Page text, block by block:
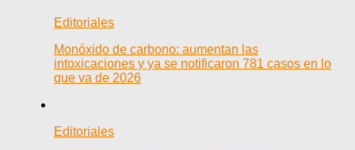
Editoriales
Monóxido de carbono: aumentan las
intoxicaciones y ya se notificaron 781 casos en lo
que va de 2026
Editoriales